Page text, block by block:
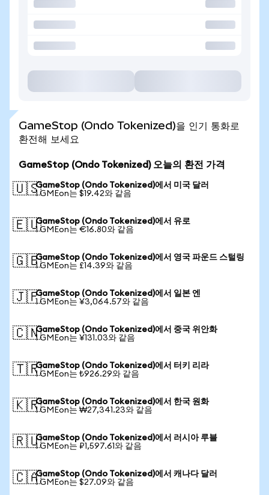
GameStop (Ondo Tokenized)을 인기 통화로
환전해 보세요
GameStop (Ondo Tokenized) 오늘의 환전 가격
🇺🇸GameStop (Ondo Tokenized)에서 미국 달러
1 GMEon는 $19.42와 같음
🇪🇺GameStop (Ondo Tokenized)에서 유로
1 GMEon는 €16.80와 같음
🇬🇧GameStop (Ondo Tokenized)에서 영국 파운드 스털링
1 GMEon는 £14.39와 같음
🇯🇵GameStop (Ondo Tokenized)에서 일본 엔
1 GMEon는 ¥3,064.57와 같음
🇨🇳GameStop (Ondo Tokenized)에서 중국 위안화
1 GMEon는 ¥131.03와 같음
🇹🇷GameStop (Ondo Tokenized)에서 터키 리라
1 GMEon는 ₺926.29와 같음
🇰🇷GameStop (Ondo Tokenized)에서 한국 원화
1 GMEon는 ₩27,341.23와 같음
🇷🇺GameStop (Ondo Tokenized)에서 러시아 루블
1 GMEon는 ₽1,597.61와 같음
🇨🇦GameStop (Ondo Tokenized)에서 캐나다 달러
1 GMEon는 $27.09와 같음